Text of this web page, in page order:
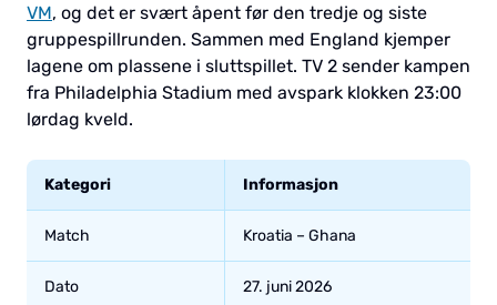
VM, og det er svært åpent før den tredje og siste
gruppespillrunden. Sammen med England kjemper
lagene om plassene i sluttspillet. TV 2 sender kampen
fra Philadelphia Stadium med avspark klokken 23:00
lørdag kveld.
Kategori Informasjon
Match Kroatia – Ghana
Dato 27. juni 2026